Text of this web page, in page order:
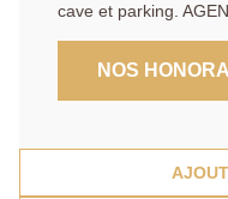
cave et parking.
NOS